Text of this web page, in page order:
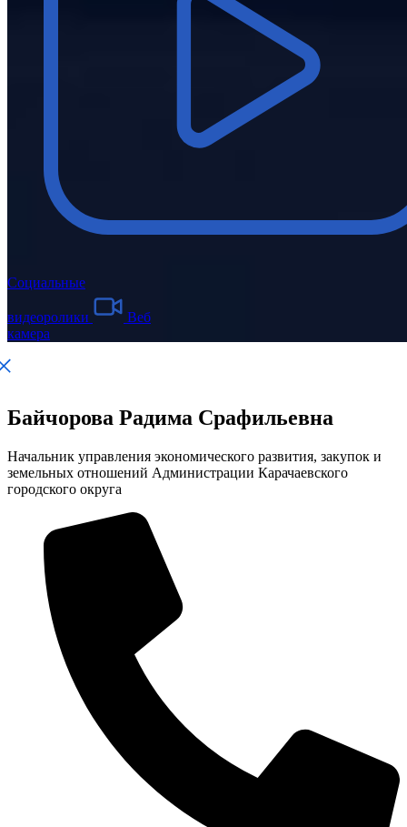
Социальные
видеоролики
Веб
камера
Байчорова Радима Срафильевна
Начальник управления экономического развития, закупок и
земельных отношений Администрации Карачаевского
городского округа